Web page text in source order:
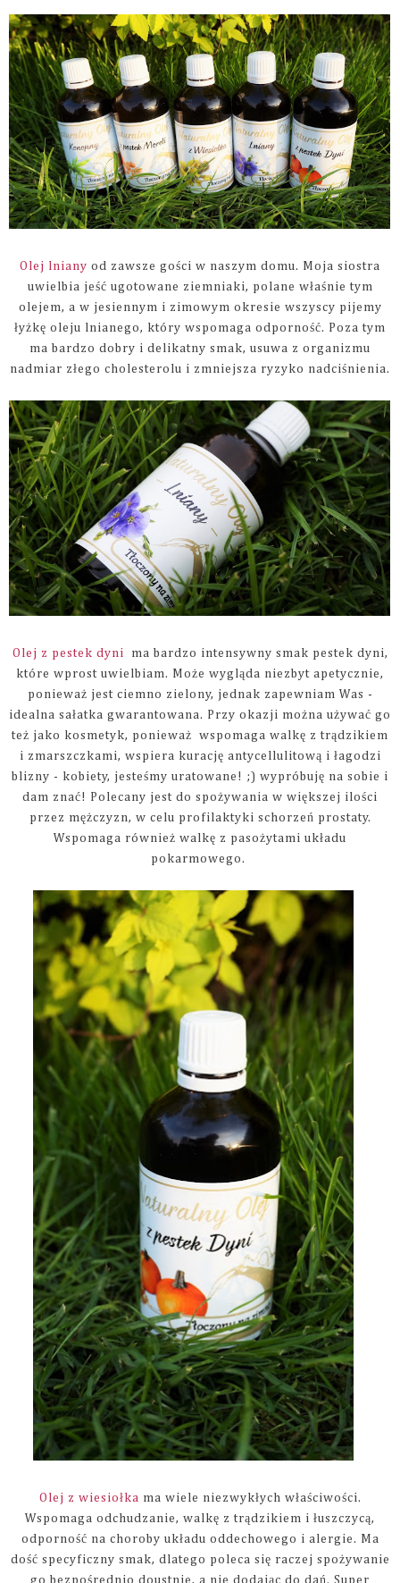
Olej lniany od zawsze gości w naszym domu. Moja siostra
uwielbia jeść ugotowane ziemniaki, polane właśnie tym
olejem, a w jesiennym i zimowym okresie wszyscy pijemy
łyżkę oleju lnianego, który wspomaga odporność. Poza tym
ma bardzo dobry i delikatny smak, usuwa z organizmu
nadmiar złego cholesterolu i zmniejsza ryzyko nadciśnienia.
Olej z pestek dyni ma bardzo intensywny smak pestek dyni,
które wprost uwielbiam. Może wygląda niezbyt apetycznie,
ponieważ jest ciemno zielony, jednak zapewniam Was -
idealna sałatka gwarantowana. Przy okazji można używać go
też jako kosmetyk, ponieważ wspomaga walkę z trądzikiem
i zmarszczkami, wspiera kurację antycellulitową i łagodzi
blizny - kobiety, jesteśmy uratowane! ;) wypróbuję na sobie i
dam znać! Polecany jest do spożywania w większej ilości
przez mężczyzn, w celu profilaktyki schorzeń prostaty.
Wspomaga również walkę z pasożytami układu
pokarmowego.
Olej z wiesiołka ma wiele niezwykłych właściwości.
Wspomaga odchudzanie, walkę z trądzikiem i łuszczycą,
odporność na choroby układu oddechowego i alergie. Ma
dość specyficzny smak, dlatego poleca się raczej spożywanie